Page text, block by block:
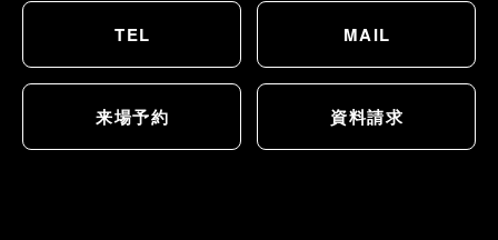
TEL MAIL
来場予約 資料請求